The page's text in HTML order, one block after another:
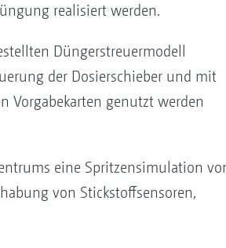
realisiert werden.
Düngerstreuermodell
der Dosierschieber und mit
Vorgabekarten genutzt werden
eine Spritzensimulation
von Stickstoffsensoren,